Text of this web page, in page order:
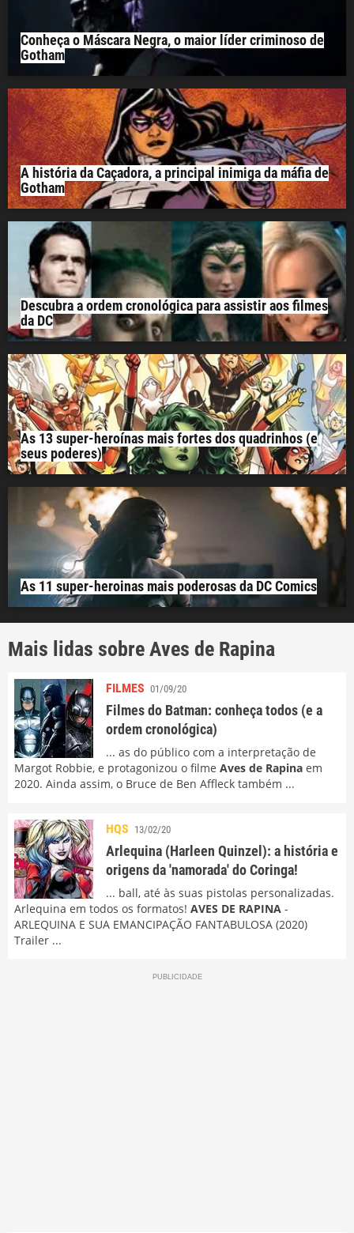
Conheça o Máscara Negra, o maior líder criminoso de
Gotham
A história da Caçadora, a principal inimiga da máfia de
Gotham
Descubra a ordem cronológica para assistir aos filmes
da DC
As 13 super-heroínas mais fortes dos quadrinhos (e
seus poderes)
As 11 super-heroinas mais poderosas da DC Comics
Mais lidas sobre Aves de Rapina
FILMES 01/09/20
Filmes do Batman: conheça todos (e a
ordem cronológica)
... as do público com a interpretação de
Margot Robbie, e protagonizou o filme Aves de Rapina em
2020. Ainda assim, o Bruce de Ben Affleck também ...
HQS 13/02/20
Arlequina (Harleen Quinzel): a história e
origens da 'namorada' do Coringa!
... ball, até às suas pistolas personalizadas.
Arlequina em todos os formatos! AVES DE RAPINA -
ARLEQUINA E SUA EMANCIPAÇÃO FANTABULOSA (2020)
Trailer ...